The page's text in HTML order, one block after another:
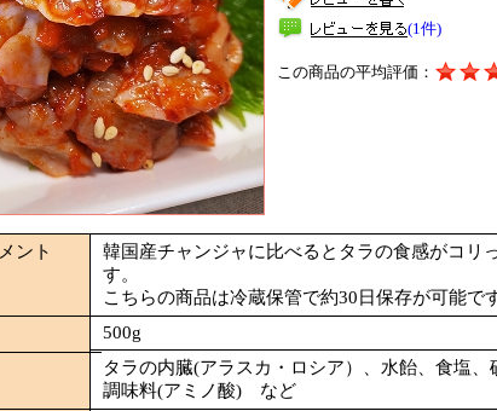
(1件)
この商品の平均評価：
ント
韓国産チャンジャに比べるとタラの食感がコリ
す。
こちらの商品は冷蔵保管で約30日保存が可能で
500g
タラの内臓(アラスカ・ロシア）、水飴、食塩
調味料(アミノ酸) など